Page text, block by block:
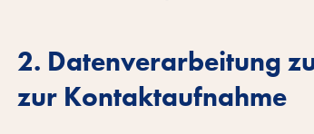
2. Datenverarbeitung
zur Kontaktaufnahme